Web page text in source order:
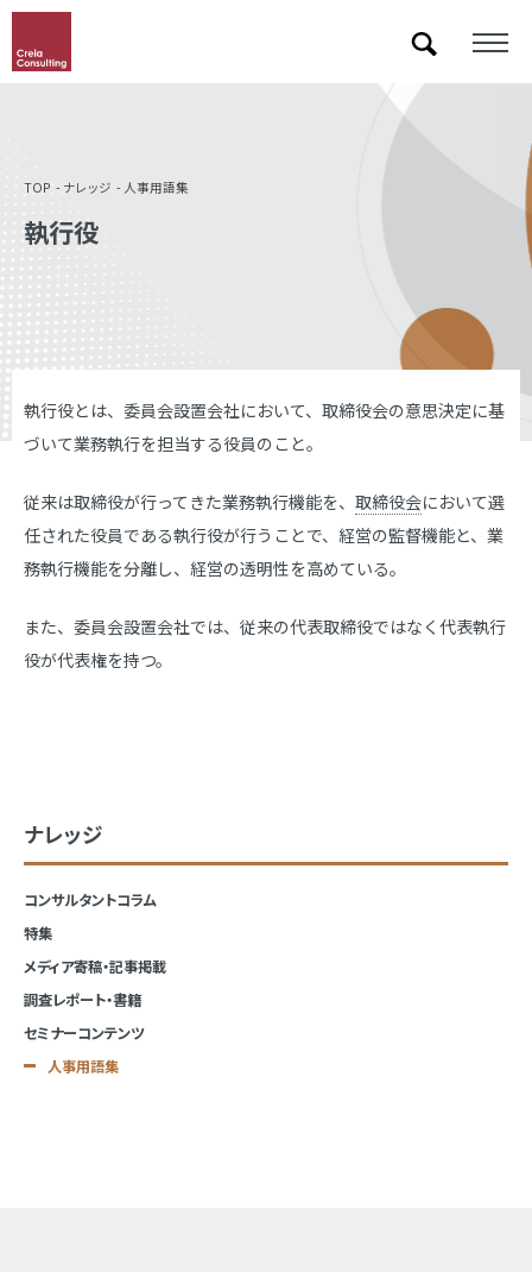
「&」などの記号を含むキーワードで検索した際に検索結果が正しく表示されない場合があります。
その場合は記号に続いて半角スペースを挿入して検索し直してください。
TOP ナレッジ 人事用語集
執行役
執行役とは、委員会設置会社において、取締役会の意思決定に基
づいて業務執行を担当する役員のこと。
従来は取締役が行ってきた業務執行機能を、 取締役会において選
任された役員である執行役が行うことで、経営の監督機能と、業
務執行機能を分離し、経営の透明性を高めている。
また、委員会設置会社では、従来の代表取締役ではなく代表執行
役が代表権を持つ。
ナレッジ
コンサルタントコラム
特集
メディア寄稿・記事掲載
調査レポート・書籍
セミナーコンテンツ
人事用語集